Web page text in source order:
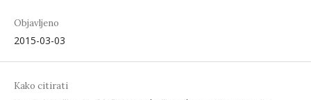
Objavljeno
2015-03-03
Kako citirati